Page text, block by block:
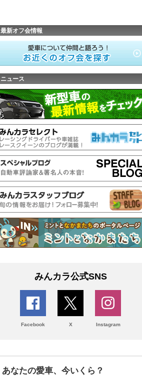
最新オフ会情報
ニュース
みんカラ公式SNS
Facebook X Instagram
あなたの愛車、今いくら？